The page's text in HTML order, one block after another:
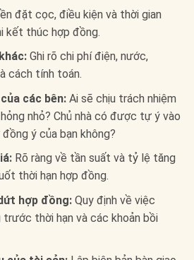
đặt cọc, điều kiện và thời gian
kết thúc hợp đồng.
Ghi rõ chi phí điện, nước,
cách tính toán.
các bên:Ai sẽ chịu trách nhiệm
nhỏ? Chủ nhà có được tự ý vào
ý của bạn không?
Rõ ràng về tần suất và tỷ lệ tăng
thời hạn hợp đồng.
hợp đồng:Quy định về việc
thời hạn và các khoản bồi